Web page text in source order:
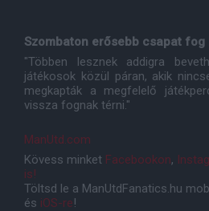
Szombaton erősebb csapat fog
"Többen lesznek addigra
játékosok közül páran, akik
megkapták a megfelelő
vissza fognak térni."
ManUtd.com
Kövess minket Facebookon,
is!
Töltsd le a ManUtdFanatics.hu
és iOS-re!